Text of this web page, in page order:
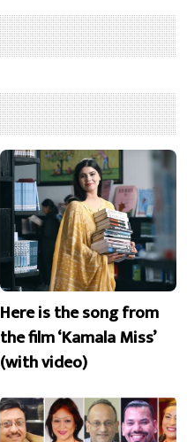
Here is the song from
the film ‘Kamala Miss’
(with video)